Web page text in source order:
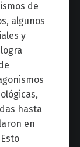
de
algunos
y
hasta
en